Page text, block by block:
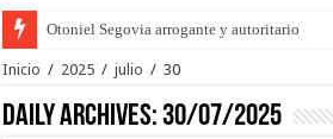
Otoniel Segovia arrogante y autoritario
Inicio / 2025 / julio / 30
Daily Archives:30/07/2025